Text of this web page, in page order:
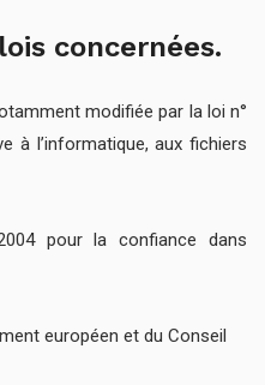
concernées.
modifiée par la loi n°
à l’informatique, aux fichiers
pour la confiance dans
européen et du Conseil